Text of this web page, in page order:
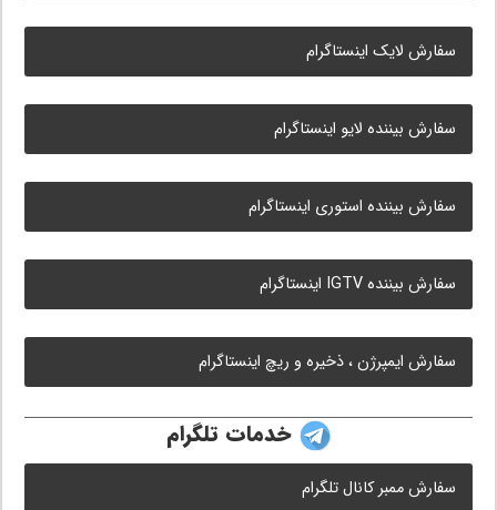
سفارش لایک اینستاگرام
سفارش بیننده لایو اینستاگرام
سفارش بیننده استوری اینستاگرام
سفارش بیننده IGTV اینستاگرام
سفارش ایمپرژن ، ذخیره و ریچ اینستاگرام
خدمات تلگرام
سفارش ممبر کانال تلگرام